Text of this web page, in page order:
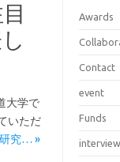
大学で
いただ
研究… »
Awards
Contact
event
Funds
interview